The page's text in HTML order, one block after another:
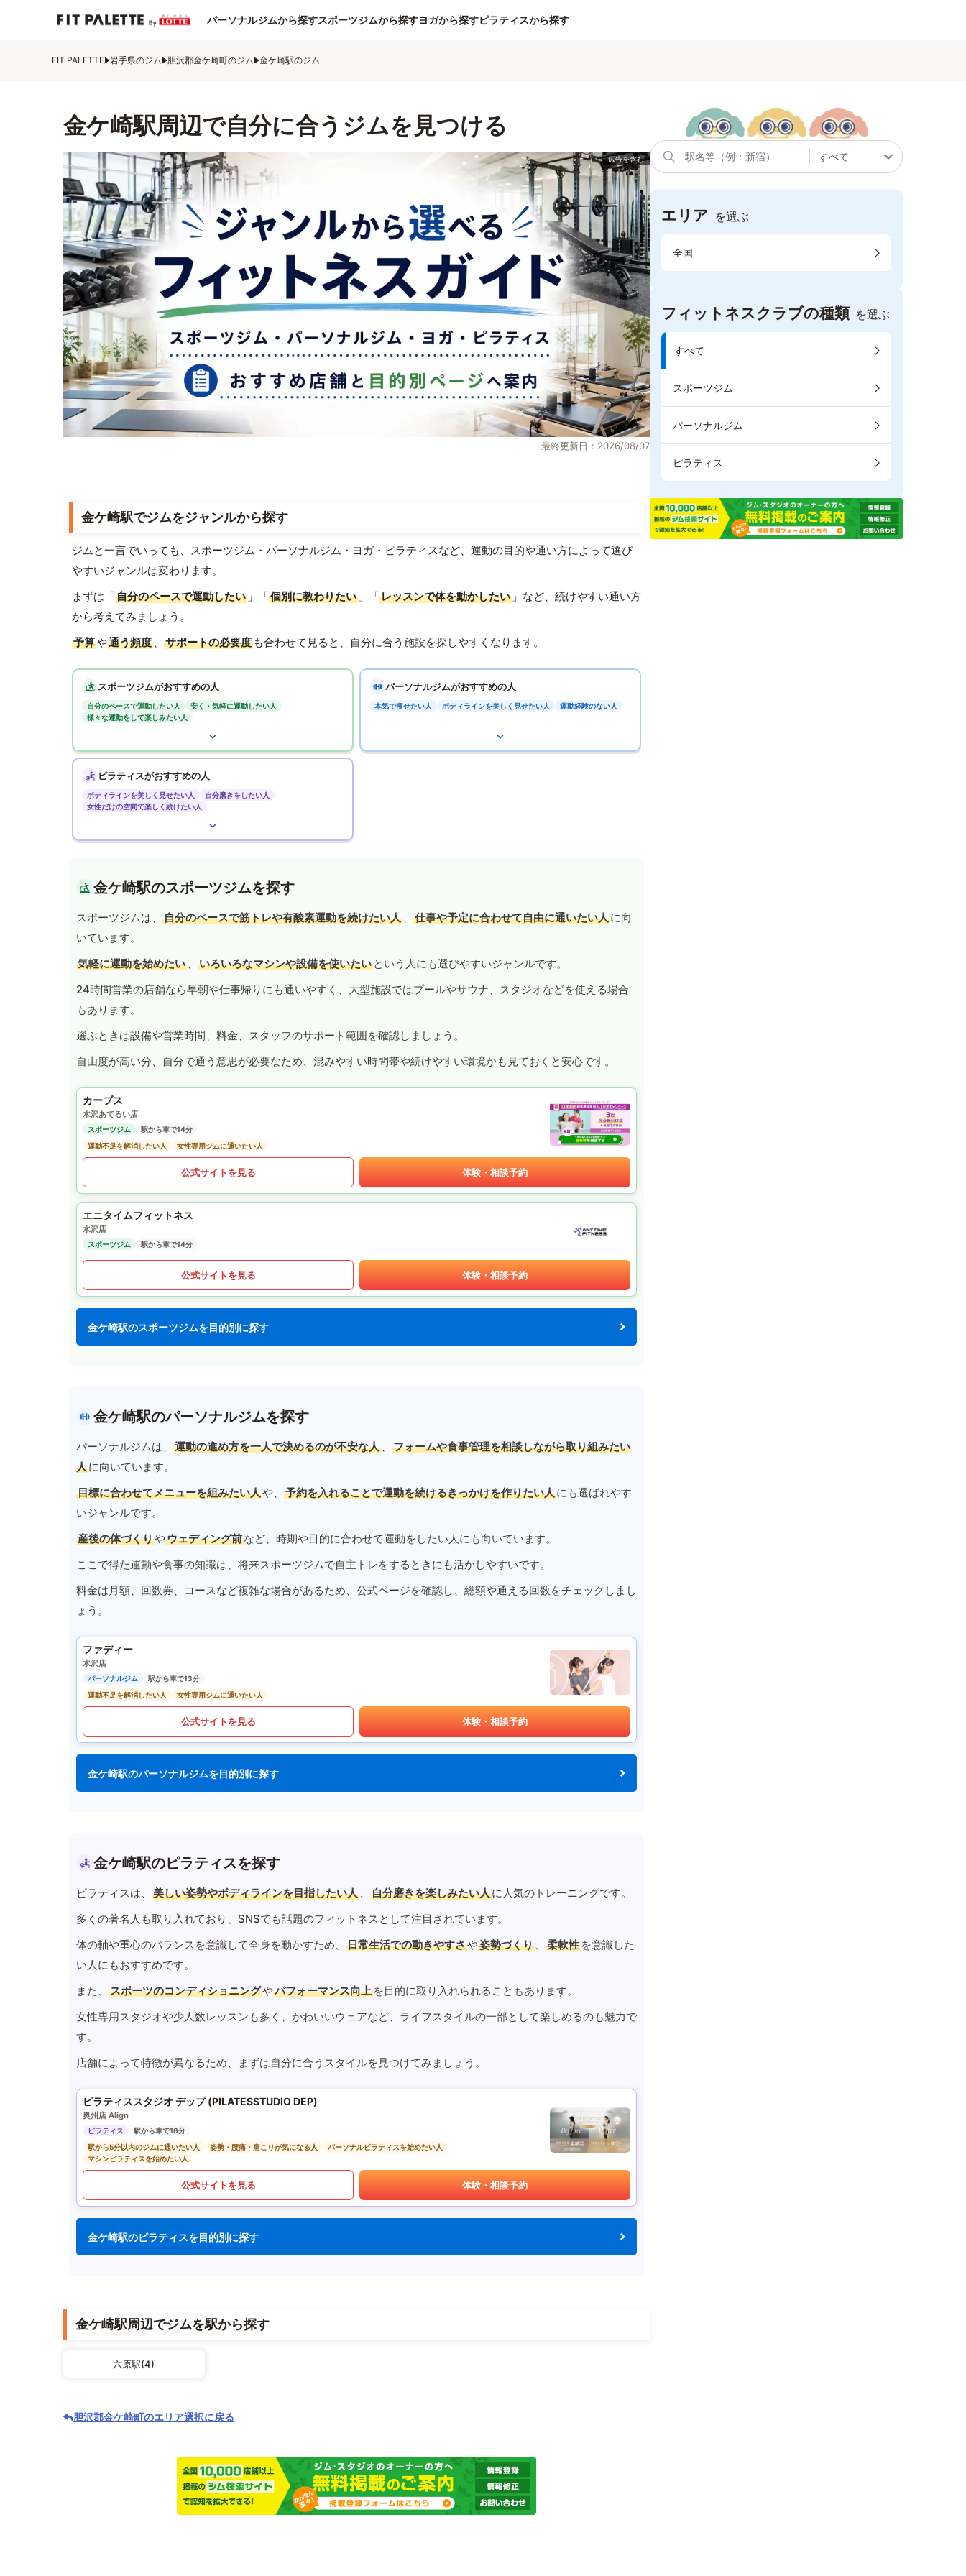
パーソナルジムから探すスポーツジムから探すヨガから探すピラティスから探す
FIT PALETTE 岩手県のジム 胆沢郡金ケ崎町のジム 金ケ崎駅のジム
金ケ崎駅周辺で自分に合うジムを見つける
最終更新日：2026/08/07
金ケ崎駅でジムをジャンルから探す
ジムと一言でいっても、スポーツジム・パーソナルジム・ヨガ・ピラティスなど、運動の目的や通い方によって選び
やすいジャンルは変わります。
まずは「自分のペースで運動したい 」「個別に教わりたい 」「レッスンで体を動かしたい 」など、続けやすい通い方
から考えてみましょう。
予算や通う頻度 、 サポートの必要度 も合わせて見ると、自分に合う施設を探しやすくなります。
スポーツジムがおすすめの人
自分のペースで運動したい人
安く・気軽に運動したい人
様々な運動をして楽しみたい人
パーソナルジムがおすすめの人
本気で痩せたい人 ボディラインを美しく見せたい人 運動経験のない人
ピラティスがおすすめの人
ボディラインを美しく見せたい人
自分磨きをしたい人
女性だけの空間で楽しく続けたい人
金ケ崎駅のスポーツジムを探す
スポーツジムは、 自分のペースで筋トレや有酸素運動を続けたい人 、 仕事や予定に合わせて自由に通いたい人に向
いています。
気軽に運動を始めたい 、 いろいろなマシンや設備を使いたい という人にも選びやすいジャンルです。
24時間営業の店舗なら早朝や仕事帰りにも通いやすく、大型施設ではプールやサウナ、スタジオなどを使える場合
もあります。
選ぶときは設備や営業時間、料金、スタッフのサポート範囲を確認しましょう。
自由度が高い分、自分で通う意思が必要なため、混みやすい時間帯や続けやすい環境かも見ておくと安心です。
カーブス
水沢あてるい店
スポーツジム
駅から車で14分
運動不足を解消したい人
女性専用ジムに通いたい人
公式サイトを見る 体験・相談予約
エニタイムフィットネス
水沢店
スポーツジム 駅から車で14分
公式サイトを見る 体験・相談予約
金ケ崎駅のスポーツジムを目的別に探す
金ケ崎駅のパーソナルジムを探す
パーソナルジムは、 運動の進め方を一人で決めるのが不安な人 、
フォームや食事管理を相談しながら取り組みたい
人に向いています。
目標に合わせてメニューを組みたい人や、 予約を入れることで運動を続けるきっかけを作りたい人にも選ばれやす
いジャンルです。
産後の体づくりやウェディング前など、時期や目的に合わせて運動をしたい人にも向いています。
ここで得た運動や食事の知識は、将来スポーツジムで自主トレをするときにも活かしやすいです。
料金は月額、回数券、コースなど複雑な場合があるため、公式ページを確認し、総額や通える回数をチェックしまし
ょう。
ファディー
水沢店
パーソナルジム
駅から車で13分
運動不足を解消したい人
女性専用ジムに通いたい人
公式サイトを見る 体験・相談予約
金ケ崎駅のパーソナルジムを目的別に探す
金ケ崎駅のピラティスを探す
ピラティスは、 美しい姿勢やボディラインを目指したい人 、 自分磨きを楽しみたい人に人気のトレーニングです。
多くの著名人も取り入れており、SNSでも話題のフィットネスとして注目されています。
体の軸や重心のバランスを意識して全身を動かすため、
日常生活での動きやすさや姿勢づくり 、 柔軟性 を意識した
い人にもおすすめです。
また、
スポーツのコンディショニングやパフォーマンス向上 を目的に取り入れられることもあります。
女性専用スタジオや少人数レッスンも多く、かわいいウェアなど、ライフスタイルの一部として楽しめるのも魅力で
す。
店舗によって特徴が異なるため、まずは自分に合うスタイルを見つけてみましょう。
ピラティススタジオ デップ (PILATESSTUDIO DEP)
奥州店 Align
ピラティス
駅から車で16分
駅から5分以内のジムに通いたい人
姿勢・腰痛・肩こりが気になる人
パーソナルピラティスを始めたい人
マシンピラティスを始めたい人
公式サイトを見る 体験・相談予約
金ケ崎駅のピラティスを目的別に探す
金ケ崎駅周辺でジムを駅から探す
六原駅(4)
胆沢郡金ケ崎町のエリア選択に戻る
エリア を選ぶ
全国
フィットネスクラブの種類 を選ぶ
すべて
スポーツジム
パーソナルジム
ピラティス